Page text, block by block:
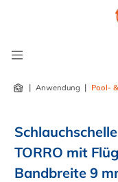
| Anwendung | Pool-
TORRO mit
Bandbreite 9